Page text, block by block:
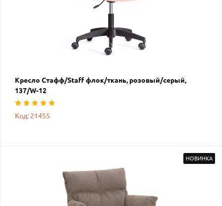
Кресло Стафф/Staff флок/ткань, розовый/серый,
137/W-12
Код: 21455
НОВИНКА